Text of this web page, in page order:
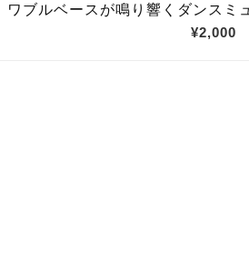
ワブルベースが鳴り響くダンス
¥2,000